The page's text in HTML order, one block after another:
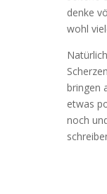
denke
wohl
bringen
etwas
noch